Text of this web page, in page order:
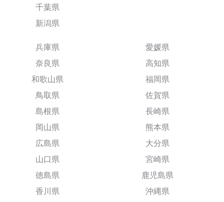
千葉県
新潟県
兵庫県
奈良県
和歌山県
鳥取県
島根県
岡山県
広島県
山口県
徳島県
香川県
愛媛県
高知県
福岡県
佐賀県
長崎県
熊本県
大分県
宮崎県
鹿児島県
沖縄県